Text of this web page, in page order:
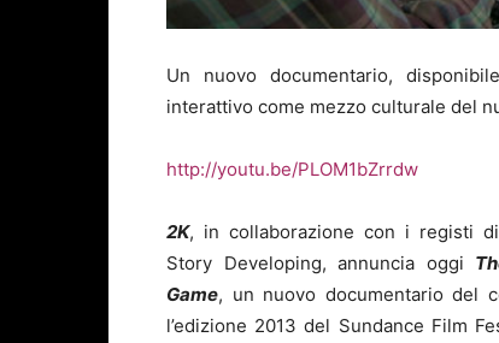
Un nuovo documentario,
interattivo come mezzo culturale del
http://youtu.be/PLOM1bZrrdw
2K, in collaborazione con i registi
Story Developing, annuncia oggi
Game, un nuovo documentario del
l’edizione 2013 del Sundance Film